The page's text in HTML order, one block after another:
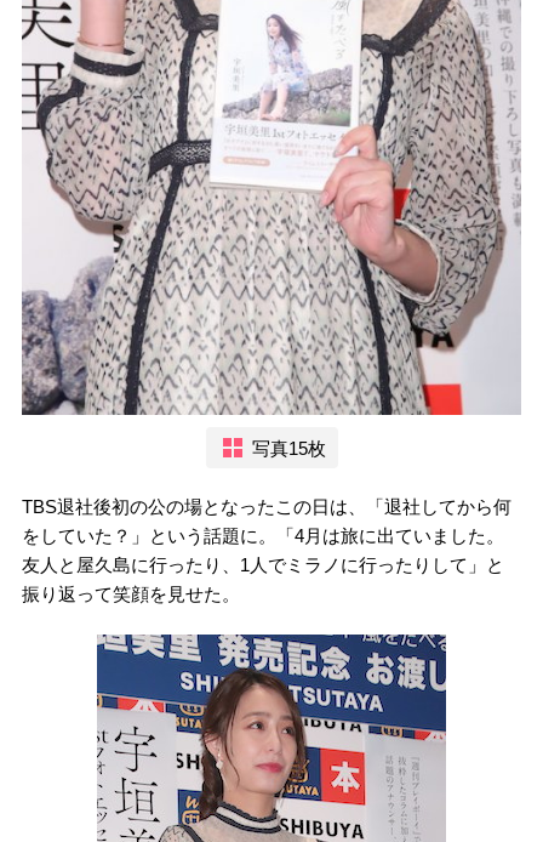
写真15枚
TBS退社後初の公の場となったこの日は、「退社してから何
をしていた？」という話題に。「4月は旅に出ていました。
友人と屋久島に行ったり、1人でミラノに行ったりして」と
振り返って笑顔を見せた。